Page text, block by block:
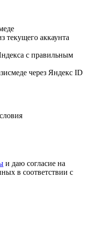
текущего аккаунта
с правильным
через Яндекс ID
и даю согласие на
в соответствии с